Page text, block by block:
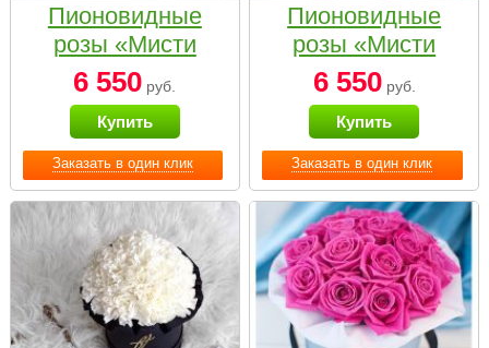
Заказать в один клик
Пионовидные
розы «Мисти
бабблс» в белой
коробке Small
6 550 руб.
Купить
Заказать в один клик
Пионовидные
розы «Мисти
бабблс» в
черной коробке
Small
6 550руб.
Купить